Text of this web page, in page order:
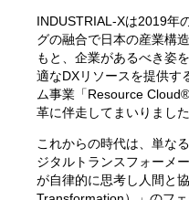
INDUSTRIAL-Xは2019年
グの融合で日本の産業構
もと、企業があるべき姿
適なDXリソースを提供す
ム事業「Resource
革に伴走してまいりました
これからの時代は、単な
ジタルトランスフォーメ
が自律的に思考し人間と